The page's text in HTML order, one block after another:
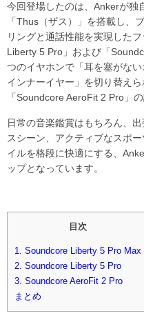
今回登場したのは、Ankerが独
「Thus（ザス）」を搭載し、
リングと通話性能を実現した
Liberty 5 Pro」および「
つのイヤホンで「耳を塞がな
インナーイヤー」を切り替え
「Soundcore AeroFit 2 Pro」
日常の音楽鑑賞はもちろん、
スシーン、アクティブなスポ
イルを格段に快適にする、
ップとなっています。
目次
1. Soundcore Liberty 5 Pro Max
2. Soundcore Liberty 5 Pro
3. Soundcore AeroFit 2 Pro
まとめ